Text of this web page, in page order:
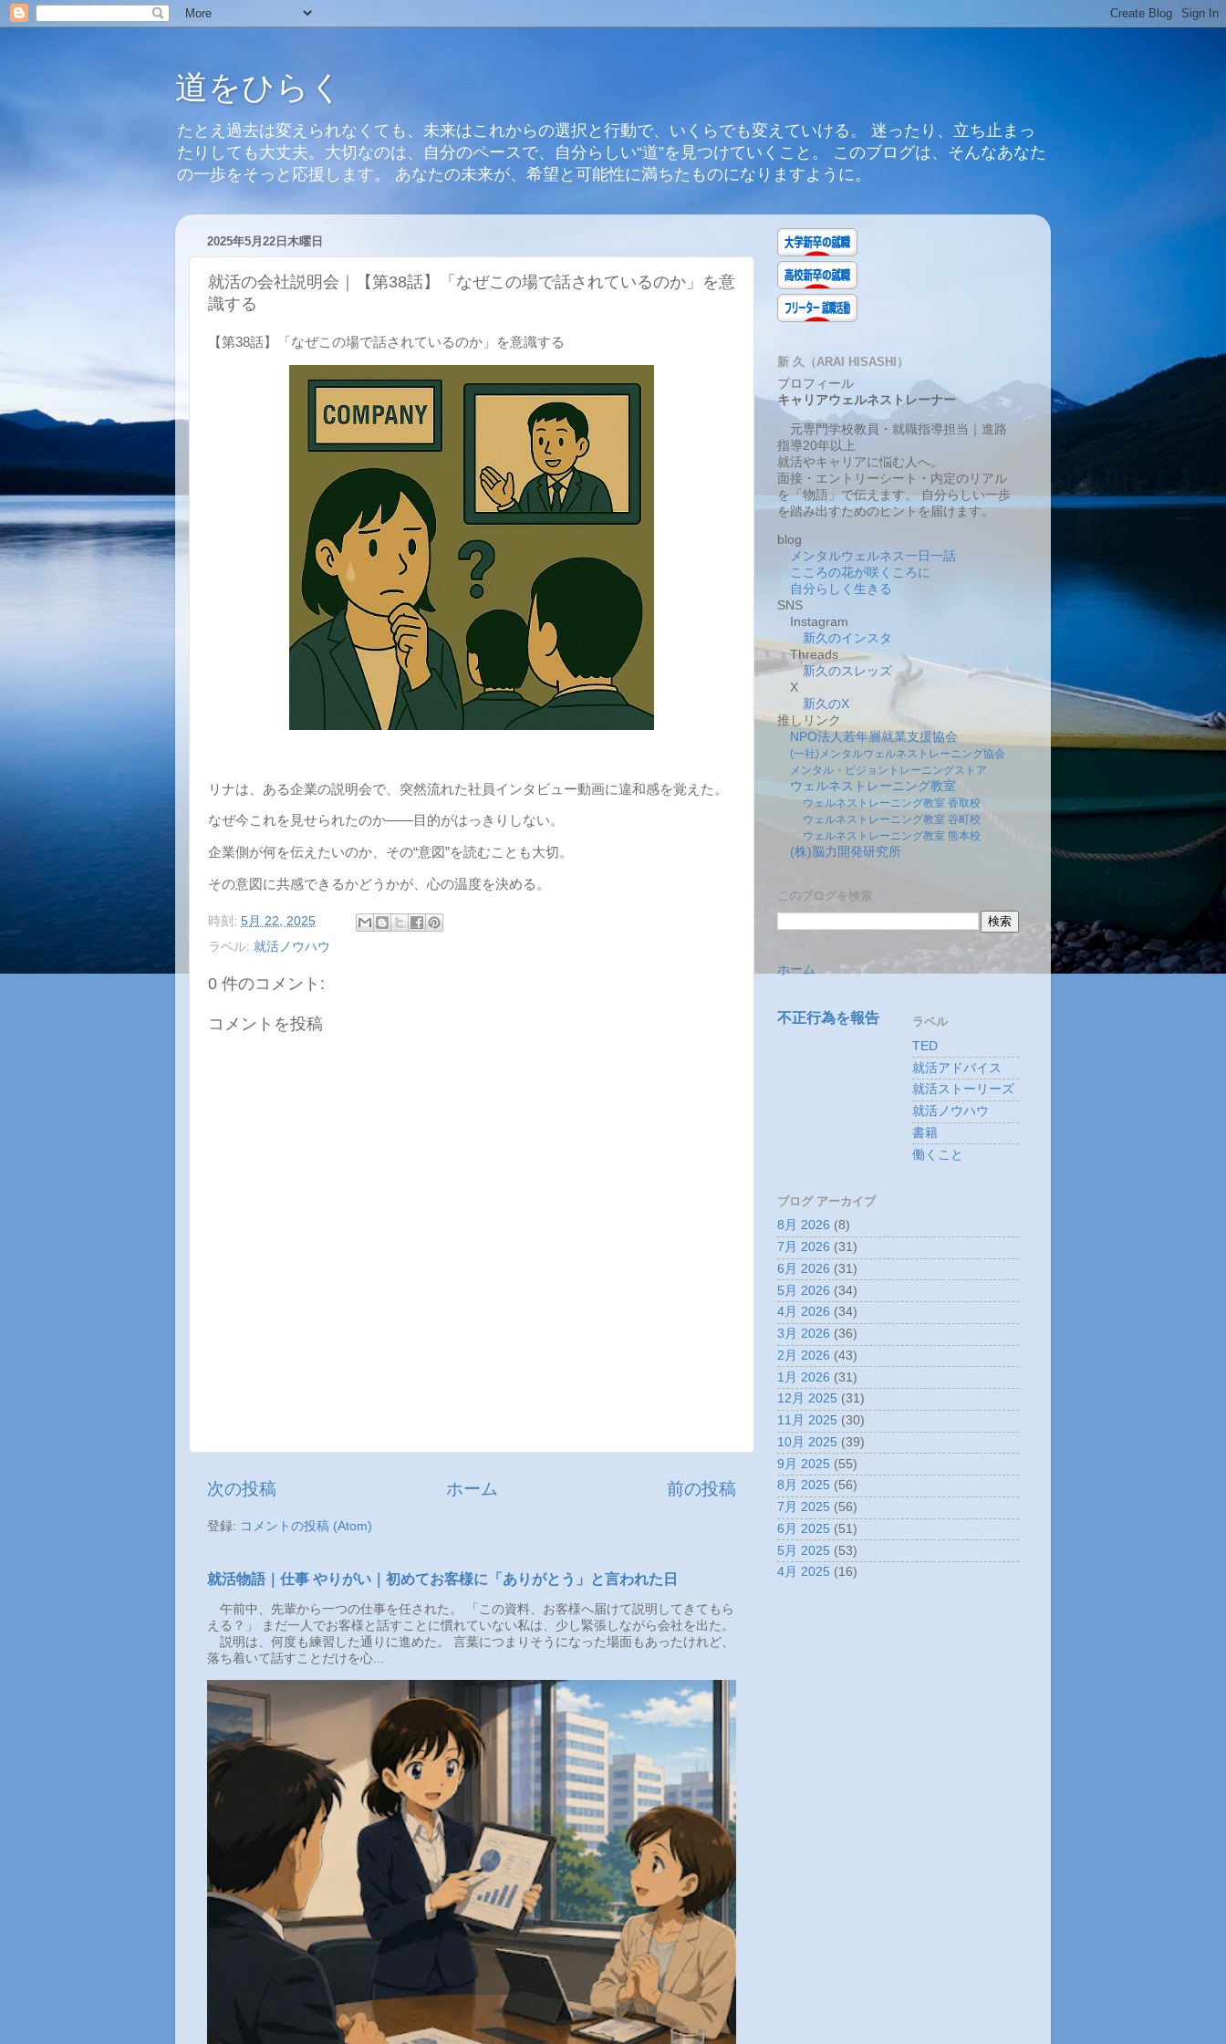
道をひらく
たとえ過去は変えられなくても、未来はこれからの選択と行動で、いくらでも変えていける。 迷ったり、立ち止まっ
たりしても大丈夫。大切なのは、自分のペースで、自分らしい“道”を見つけていくこと。 このブログは、そんなあなた
の一歩をそっと応援します。 あなたの未来が、希望と可能性に満ちたものになりますように。
2025年5月22日木曜日
就活の会社説明会｜【第38話】「なぜこの場で話されているのか」を意
識する
【第38話】「なぜこの場で話されているのか」を意識する
リナは、ある企業の説明会で、突然流れた社員インタビュー動画に違和感を覚えた。
なぜ今これを見せられたのか――目的がはっきりしない。
企業側が何を伝えたいのか、その“意図”を読むことも大切。
その意図に共感できるかどうかが、心の温度を決める。
時刻: 5月 22, 2025
ラベル: 就活ノウハウ
0 件のコメント:
コメントを投稿
次の投稿 前の投稿
ホーム
登録: コメントの投稿 (Atom)
就活物語｜仕事 やりがい｜初めてお客様に「ありがとう」と言われた日
午前中、先輩から一つの仕事を任された。 「この資料、お客様へ届けて説明してきてもら
える？」 まだ一人でお客様と話すことに慣れていない私は、少し緊張しながら会社を出た。
説明は、何度も練習した通りに進めた。 言葉につまりそうになった場面もあったけれど、
落ち着いて話すことだけを心...
新 久（ARAI HISASHI）
プロフィール
キャリアウェルネストレーナー
元専門学校教員・就職指導担当｜進路
指導20年以上
就活やキャリアに悩む人へ。
面接・エントリーシート・内定のリアル
を「物語」で伝えます。 自分らしい一歩
を踏み出すためのヒントを届けます。
blog
メンタルウェルネス一日一話
こころの花が咲くころに
自分らしく生きる
SNS
Instagram
新久のインスタ
Threads
新久のスレッズ
X
新久のX
推しリンク
NPO法人若年層就業支援協会
(一社)メンタルウェルネストレーニング協会
メンタル・ビジョントレーニングストア
ウェルネストレーニング教室
ウェルネストレーニング教室 香取校
ウェルネストレーニング教室 谷町校
ウェルネストレーニング教室 熊本校
(株)脳力開発研究所
このブログを検索
ホーム
不正行為を報告
ラベル
TED
就活アドバイス
就活ストーリーズ
就活ノウハウ
書籍
働くこと
ブログ アーカイブ
8月 2026 (8)
7月 2026 (31)
6月 2026 (31)
5月 2026 (34)
4月 2026 (34)
3月 2026 (36)
2月 2026 (43)
1月 2026 (31)
12月 2025 (31)
11月 2025 (30)
10月 2025 (39)
9月 2025 (55)
8月 2025 (56)
7月 2025 (56)
6月 2025 (51)
5月 2025 (53)
4月 2025 (16)